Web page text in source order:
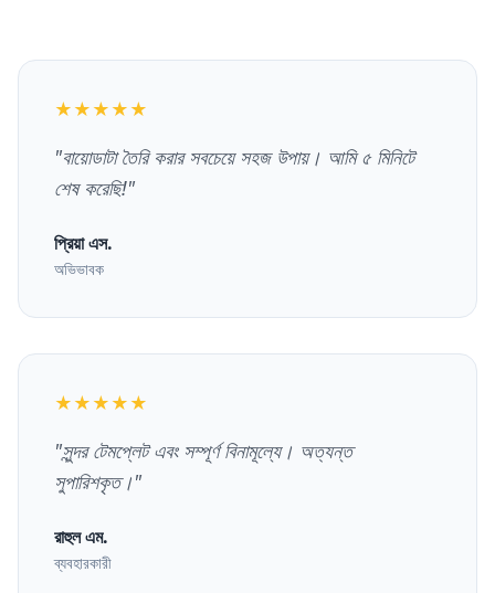
★★★★★
"বায়োডাটা তৈরি করার সবচেয়ে সহজ উপায়। আমি ৫ মিনিটে
শেষ করেছি!"
প্রিয়া এস.
অভিভাবক
★★★★★
"সুন্দর টেমপ্লেট এবং সম্পূর্ণ বিনামূল্যে। অত্যন্ত
সুপারিশকৃত।"
রাহুল এম.
ব্যবহারকারী